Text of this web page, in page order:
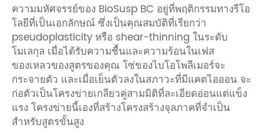
ความมหัศจรรย์ของ BioSusp BC อยู่ที่พฤติกรรมทางรีโอ
โลยีที่เป็นเอกลักษณ์ ซึ่งเป็นคุณสมบัติที่เรียกว่า
pseudoplasticity หรือ shear-thinning ในระดับ
โมเลกุล เมื่อได้รับความชื้นและความร้อนในเฟส
ของเหลวของสูตรของคุณ โซ่ของไบโอโพลีเมอร์จะ
กระจายตัว และเมื่อเย็นตัวลงในสภาวะที่มีแคตไอออน จะ
ก่อตัวเป็นโครงข่ายเกลียวคู่สามมิติที่ละเอียดอ่อนแต่แข็ง
แรง โครงข่ายนี้เองที่สร้างโครงสร้างจุลภาคที่จำเป็น
สำหรับสูตรขั้นสูง